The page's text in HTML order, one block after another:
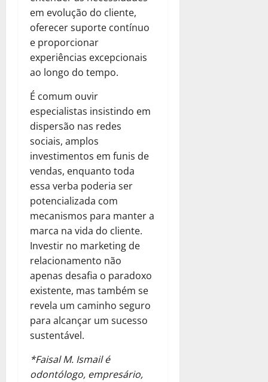
em evolução do cliente,
oferecer suporte contínuo
e proporcionar
experiências excepcionais
ao longo do tempo.
É comum ouvir
especialistas insistindo em
dispersão nas redes
sociais, amplos
investimentos em funis de
vendas, enquanto toda
essa verba poderia ser
potencializada com
mecanismos para manter a
marca na vida do cliente.
Investir no marketing de
relacionamento não
apenas desafia o paradoxo
existente, mas também se
revela um caminho seguro
para alcançar um sucesso
sustentável.
*Faisal M. Ismail é
odontólogo, empresário,